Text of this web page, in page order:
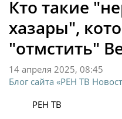
Кто такие
хазары",
"отмстить"
14 апреля 2025, 08:45
Блог сайта «РЕН ТВ
РЕН ТВ